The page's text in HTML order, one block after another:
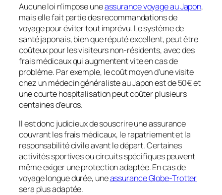
Aucune loi n’impose uneassurance voyage au Japon,
mais elle fait partie des recommandations de
voyage pour éviter tout imprévu. Le système de
santé japonais, bien que réputé excellent, peut être
coûteux pour les visiteurs non-résidents, avec des
frais médicaux qui augmentent vite en cas de
problème. Par exemple, le coût moyen d’une visite
chez un médecin généraliste au Japon est de 50€ et
une courte hospitalisation peut coûter plusieurs
centaines d’euros.
Il est donc judicieux de souscrire une assurance
couvrant les frais médicaux, le rapatriement et la
responsabilité civile avant le départ. Certaines
activités sportives ou circuits spécifiques peuvent
même exiger une protection adaptée. En cas de
voyage longue durée, uneassurance Globe-Trotter
sera plus adaptée.